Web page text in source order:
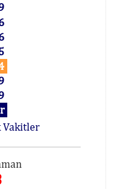
Vakitler